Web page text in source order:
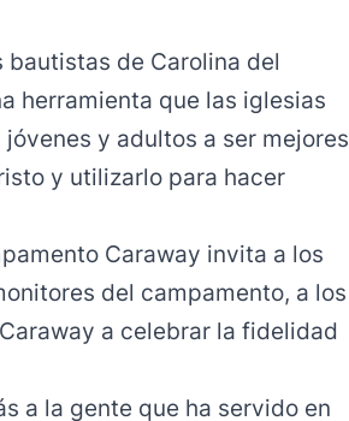
bautistas de Carolina del
herramienta que las iglesias
y adultos a ser mejores
y utilizarlo para hacer
Caraway invita a los
del campamento, a los
a celebrar la fidelidad
a la gente que ha servido en